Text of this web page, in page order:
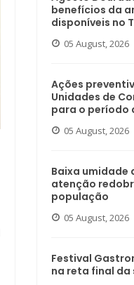
benefícios da
disponíveis no
05 August, 2026
Ações
Unidades de
para o período
05 August, 2026
Baixa umidade
atenção
população
05 August, 2026
Festival
na reta final